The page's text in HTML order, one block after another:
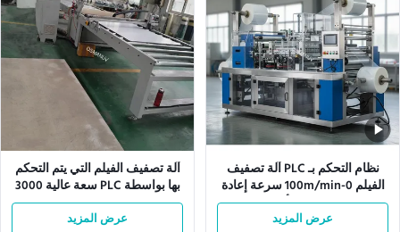
نظام التحكم بـ PLC آلة تصفيف
الفيلم 0-100m/min سرعة إعادة
التدوير للأداء
عرض المزيد
آلة تصفيف الفيلم التي يتم التحكم
بها بواسطة PLC سعة عالية 3000
كيلوغرام 25 كيلوواط
عرض المزيد